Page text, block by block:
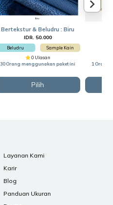
Bertekstur & Beludru : Biru
IDR. 50.000
Beludru
Sample Kain
0 Ulasan
30 Orang menggunakan paket ini
Pilih
1 Orang
Layanan Kami
Karir
Blog
Panduan Ukuran